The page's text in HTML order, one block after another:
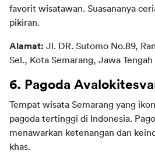
favorit wisatawan. Suasananya
pikiran.
Alamat: Jl. DR. Sutomo No.89,
Sel., Kota Semarang, Jawa
6. Pagoda
Tempat wisata Semarang yang
pagoda tertinggi di Indonesia.
menawarkan ketenangan dan
khas.